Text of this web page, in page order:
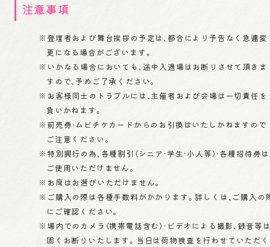
注意事項
※登壇者および舞台挨拶の予定は、都合により予告なく急遽変
更になる場合がございます。
※いかなる場合においても、途中入退場はお断りさせて頂きま
すので、予めご了承ください。
※お客様同士のトラブルには、主催者および会場は一切責任を
負いかねます。
※前売券・ムビチケカードからのお引換はいたしかねますので
ご注意ください。
※特別興行の為、各種割引（シニア・学生・小人等）・各種招待券は
ご使用いただけません。
※お席はお選びいただけません。
※ご購入の際は各種手数料がかかります。詳しくは、ご購入の
にご確認ください。
※場内でのカメラ（携帯電話含む）・ビデオによる撮影、録音等
固くお断りいたします。当日は荷物検査を行わせていただく